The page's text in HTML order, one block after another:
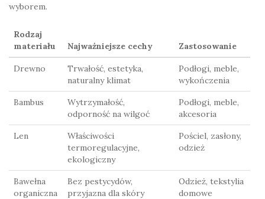
wyborem.
Rodzaj
materiału
Najważniejsze cechy Zastosowanie
Drewno
Trwałość, estetyka,
naturalny klimat
Podłogi, meble,
wykończenia
Bambus
Wytrzymałość,
odporność na wilgoć
Podłogi, meble,
akcesoria
Len
Właściwości
termoregulacyjne,
ekologiczny
Pościel, zasłony,
odzież
Bawełna
organiczna
Bez pestycydów,
przyjazna dla skóry
Odzież, tekstylia
domowe